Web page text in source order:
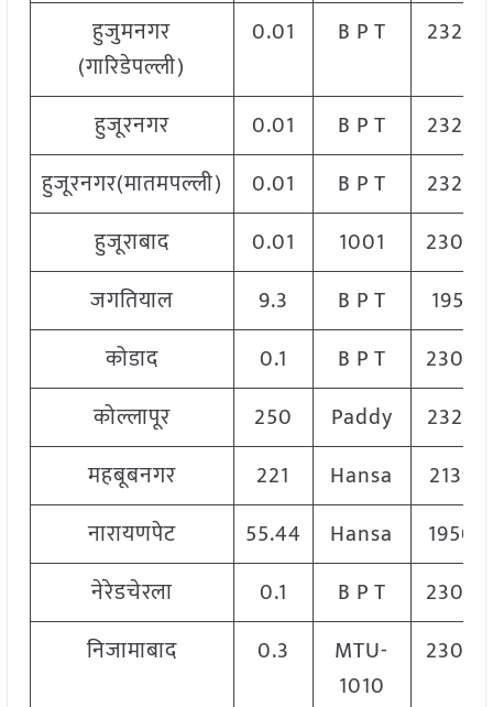
हुजुमनगर
(गारिडेपल्ली)
0.01 B P T 2320
हुजूरनगर 0.01 B P T
2320
हुजूरनगर(मातमपल्ली)
0.01 B P T
2320
हुजूराबाद
0.01 1001
2300
जगतियाल
9.3 B P T
1951
कोडाद
0.1 B P T
2300
कोल्लापूर
250 Paddy
2320
महबूबनगर
221 Hansa
2139
नारायणपेट
55.44 Hansa
1950
नेरेडचेरला
0.1 B P T
2300
निजामाबाद
0.3
MTU-
1010
2300